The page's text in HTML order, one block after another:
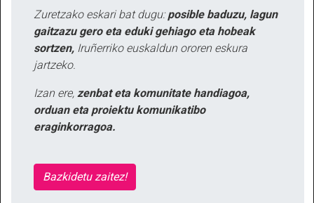
Zuretzako eskari bat dugu: posible baduzu, lagun
gaitzazu gero eta eduki gehiago eta hobeak
sortzen, Iruñerriko euskaldun ororen eskura
jartzeko.
Izan ere, zenbat eta komunitate handiagoa,
orduan eta proiektu komunikatibo
eraginkorragoa.
Bazkidetu zaitez!